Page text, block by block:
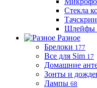
Стекла
Шлейфы
Разное
Брелоки 177
Все для Sim 17
Домашние
Зонты и
Лампы 68